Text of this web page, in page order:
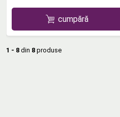
cumpără
1 - 8 din 8 produse